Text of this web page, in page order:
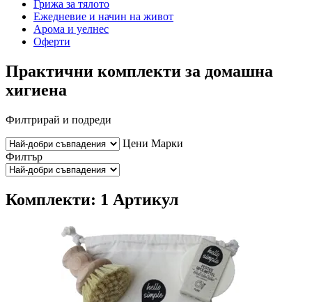
Грижа за тялото
Ежедневие и начин на живот
Арома и уелнес
Оферти
Практични комплекти за домашна
хигиена
Филтрирай и подреди
Цени Марки
Филтър
Комплекти: 1 Артикул